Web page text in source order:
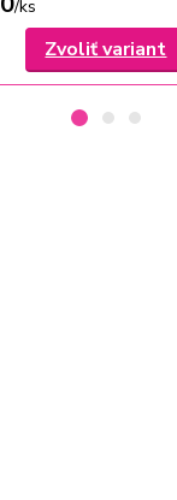
/ks
Zvoliť variant